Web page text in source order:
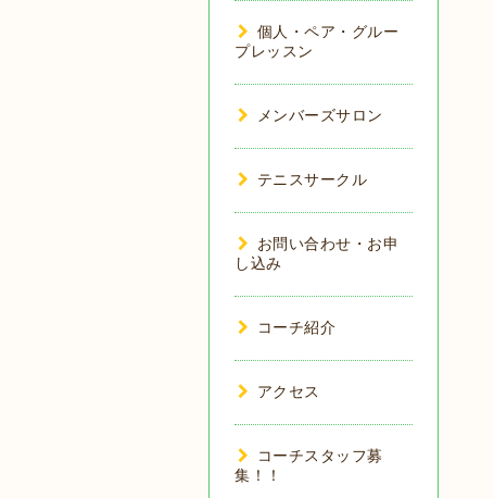
個人・ペア・グルー
プレッスン
メンバーズサロン
テニスサークル
お問い合わせ・お申
し込み
コーチ紹介
アクセス
コーチスタッフ募
集！！